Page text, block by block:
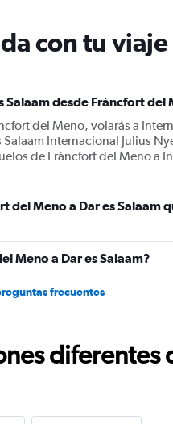
con tu viaje
desde Fráncfort del
del Meno, volarás a
Internacional Julius
de Fráncfort del Meno a
del Meno a Dar es Salaam
Meno a Dar es Salaam?
frecuentes